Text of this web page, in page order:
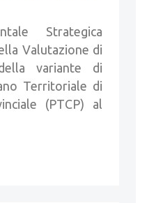
Strategica
Valutazione di
variante di
Territoriale di
(PTCP) al